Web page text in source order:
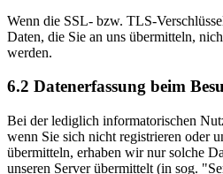
Wenn die SSL- bzw. TLS-
Daten, die Sie an uns übermitteln,
werden.
6.2 Datenerfassung beim
Bei der lediglich informatorischen
wenn Sie sich nicht registrieren oder
übermitteln, erhaben wir nur solche
unseren Server übermittelt (in sog.